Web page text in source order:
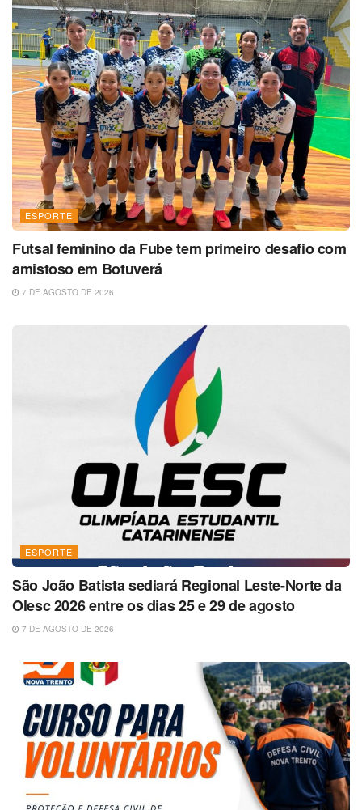
ESPORTE
Futsal feminino da Fube tem primeiro desafio com
amistoso em Botuverá
7 DE AGOSTO DE 2026
ESPORTE
São João Batista sediará Regional Leste-Norte da
Olesc 2026 entre os dias 25 e 29 de agosto
7 DE AGOSTO DE 2026